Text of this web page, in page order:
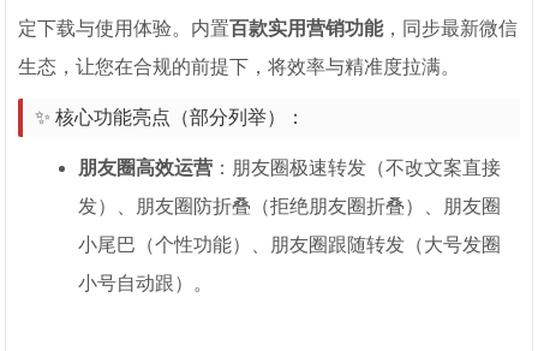
定下载与使用体验。内置百款实用营销功能，同步最新微信
生态，让您在合规的前提下，将效率与精准度拉满。
✨ 核心功能亮点（部分列举）：
朋友圈高效运营 ：朋友圈极速转发（不改文案直接
发）、朋友圈防折叠（拒绝朋友圈折叠）、朋友圈
小尾巴（个性功能）、朋友圈跟随转发（大号发圈
小号自动跟）。